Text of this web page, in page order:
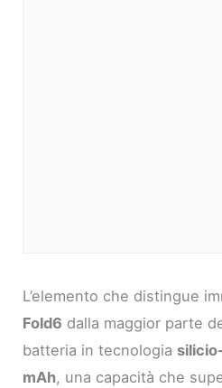
L’elemento che distingue
Fold6 dalla maggior parte
batteria in tecnologia
mAh, una capacità che